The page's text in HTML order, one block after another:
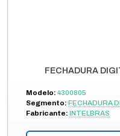
FECHADURA
Modelo: 4300805
Segmento: FECHADURA
Fabricante: INTELBRAS